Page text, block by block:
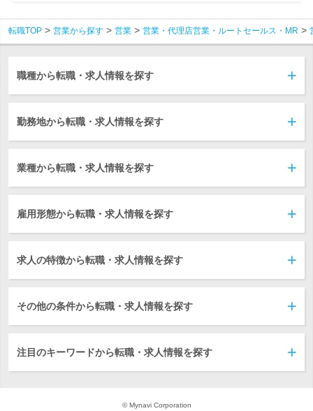
転職TOP 営業から探す 営業 営業・代理店営業・ルートセールス・MR
職種から転職・求人情報を探す
勤務地から転職・求人情報を探す
業種から転職・求人情報を探す
雇用形態から転職・求人情報を探す
求人の特徴から転職・求人情報を探す
その他の条件から転職・求人情報を探す
注目のキーワードから転職・求人情報を探す
© Mynavi Corporation